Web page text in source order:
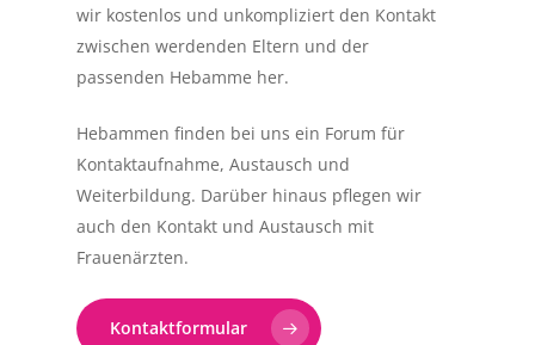
wir kostenlos und unkompliziert den Kontakt
zwischen werdenden Eltern und der
passenden Hebamme her.
Hebammen finden bei uns ein Forum für
Kontaktaufnahme, Austausch und
Weiterbildung. Darüber hinaus pflegen wir
auch den Kontakt und Austausch mit
Frauenärzten.
Kontaktformular